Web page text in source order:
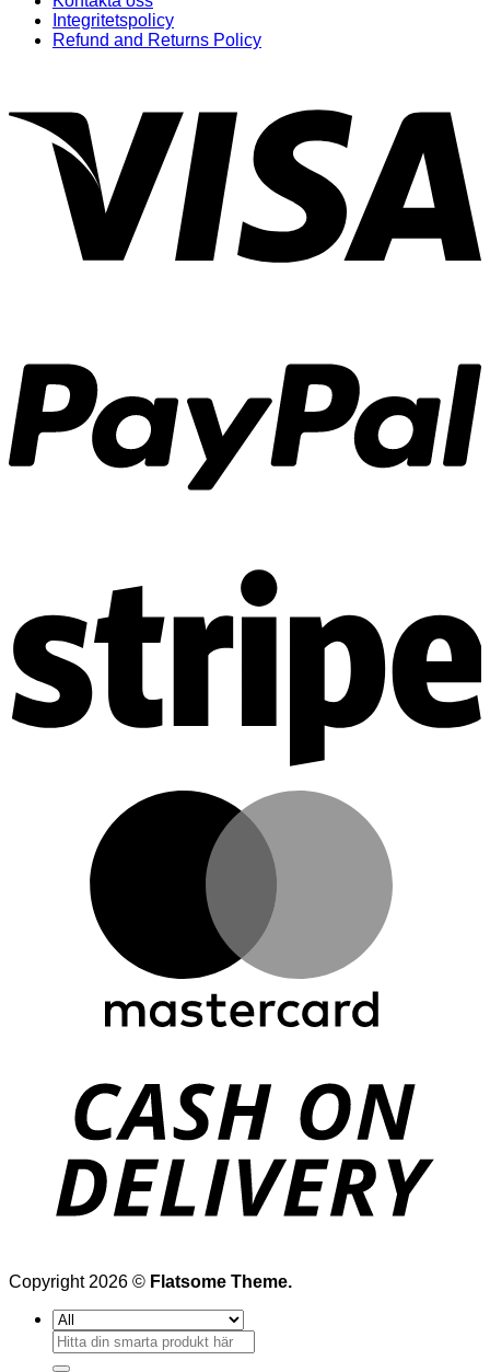
Integritetspolicy
Refund and Returns Policy
Copyright 2026 © Flatsome Theme.
Sök
efter: